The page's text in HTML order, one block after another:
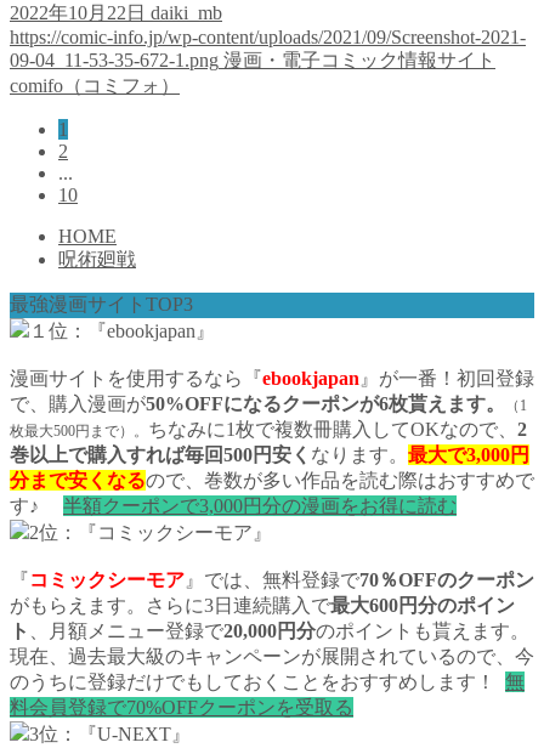
2022年10月22日 daiki_mb
https://comic-info.jp/wp-content/uploads/2021/09/Screenshot-2021-
09-04_11-53-35-672-1.png 漫画・電子コミック情報サイト
comifo（コミフォ）
1
2
...
10
HOME
呪術廻戦
最強漫画サイトTOP3
１位：『ebookjapan』
漫画サイトを使用するなら『ebookjapan 』が一番！初回登録
で、購入漫画が50%OFFになるクーポンが6枚貰えます。
（1
枚最大500円まで）。 ちなみに1枚で複数冊購入してOKなので、 2
巻以上で購入すれば毎回500円安く なります。 最大で3,000円
分まで安くなるので、巻数が多い作品を読む際はおすすめで
す♪
半額クーポンで3,000円分の漫画をお得に読む
2位：『コミックシーモア』
『コミックシーモア 』では、無料登録で70％OFFのクーポン
がもらえます。さらに3日連続購入で最大600円分のポイン
ト
、月額メニュー登録で20,000円分のポイントも貰えます。
現在、過去最大級のキャンペーンが展開されているので、今
のうちに登録だけでもしておくことをおすすめします！
無
料会員登録で70%OFFクーポンを受取る
3位：『U-NEXT』